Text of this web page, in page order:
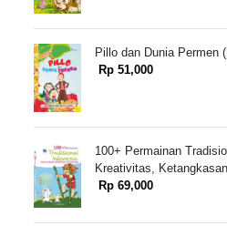
Pillo dan Dunia Permen
Rp 51,000
100+ Permainan
Kreativitas,
Rp 69,000